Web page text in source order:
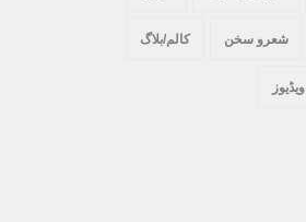
شعرو سخن کالم/بلاگ
ویڈیوز